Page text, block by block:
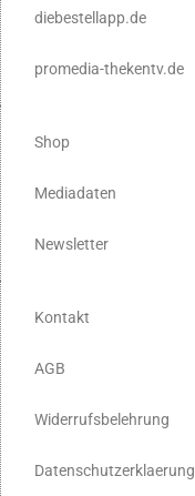
diebestellapp.de
promedia-thekentv.de
Shop
Mediadaten
Newsletter
Kontakt
AGB
Widerrufsbelehrung
Datenschutzerklaerung